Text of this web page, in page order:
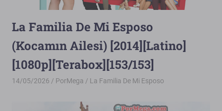
La Familia De Mi Esposo
(Kocamın Ailesi) [2014][Latino]
[1080p][Terabox][153/153]
14/05/2026 PorMega La Familia De Mi Esposo